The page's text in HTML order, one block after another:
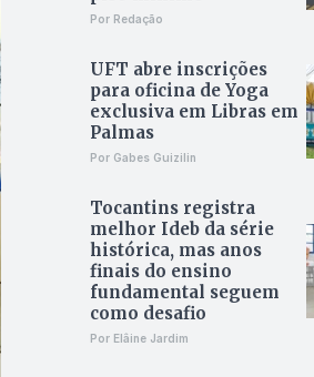
Por Redação
UFT abre inscrições
para oficina de Yoga
exclusiva em Libras em
Palmas
Por Gabes Guizilin
Tocantins registra
melhor Ideb da série
histórica, mas anos
finais do ensino
fundamental seguem
como desafio
Por Elâine Jardim